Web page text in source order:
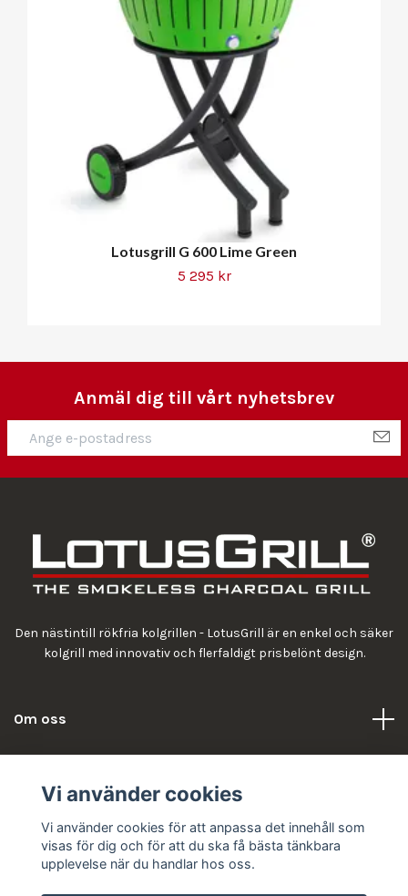
Lotusgrill G 600 Lime Green
5 295 kr
Anmäl dig till vårt nyhetsbrev
Den nästintill rökfria kolgrillen - LotusGrill är en enkel och säker
kolgrill med innovativ och flerfaldigt prisbelönt design.
Om oss
Vi använder cookies
Vi använder cookies för att anpassa det innehåll som
visas för dig och för att du ska få bästa tänkbara
upplevelse när du handlar hos oss.